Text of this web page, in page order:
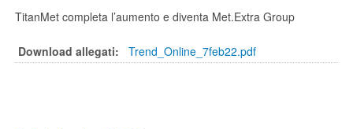
TitanMet completa l’aumento e diventa Met.Extra Group
Download allegati: Trend_Online_7feb22.pdf